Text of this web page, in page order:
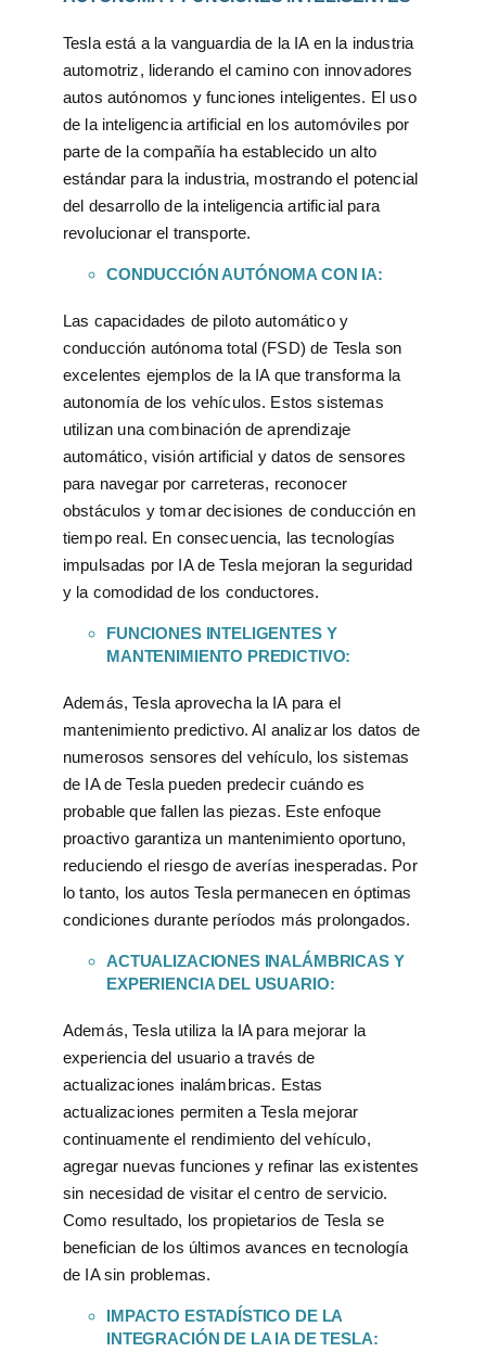
Tesla está a la vanguardia de la IA en la industria
automotriz, liderando el camino con innovadores
autos autónomos y funciones inteligentes. El uso
de la inteligencia artificial en los automóviles por
parte de la compañía ha establecido un alto
estándar para la industria, mostrando el potencial
del desarrollo de la inteligencia artificial para
revolucionar el transporte.
CONDUCCIÓN AUTÓNOMA CON IA:
Las capacidades de piloto automático y
conducción autónoma total (FSD) de Tesla son
excelentes ejemplos de la IA que transforma la
autonomía de los vehículos. Estos sistemas
utilizan una combinación de aprendizaje
automático, visión artificial y datos de sensores
para navegar por carreteras, reconocer
obstáculos y tomar decisiones de conducción en
tiempo real. En consecuencia, las tecnologías
impulsadas por IA de Tesla mejoran la seguridad
y la comodidad de los conductores.
FUNCIONES INTELIGENTES Y
MANTENIMIENTO PREDICTIVO:
Además, Tesla aprovecha la IA para el
mantenimiento predictivo. Al analizar los datos de
numerosos sensores del vehículo, los sistemas
de IA de Tesla pueden predecir cuándo es
probable que fallen las piezas. Este enfoque
proactivo garantiza un mantenimiento oportuno,
reduciendo el riesgo de averías inesperadas. Por
lo tanto, los autos Tesla permanecen en óptimas
condiciones durante períodos más prolongados.
ACTUALIZACIONES INALÁMBRICAS Y
EXPERIENCIA DEL USUARIO:
Además, Tesla utiliza la IA para mejorar la
experiencia del usuario a través de
actualizaciones inalámbricas. Estas
actualizaciones permiten a Tesla mejorar
continuamente el rendimiento del vehículo,
agregar nuevas funciones y refinar las existentes
sin necesidad de visitar el centro de servicio.
Como resultado, los propietarios de Tesla se
benefician de los últimos avances en tecnología
de IA sin problemas.
IMPACTO ESTADÍSTICO DE LA
INTEGRACIÓN DE LA IA DE TESLA: